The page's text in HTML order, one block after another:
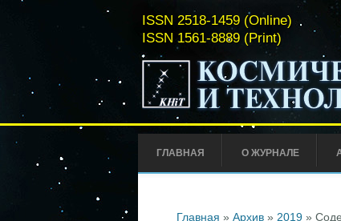
ISSN 2518-1459 (Online)
ISSN 1561-8889 (Print)
ГЛАВНАЯ О ЖУРНАЛЕ
Главная » Архив» 2019»